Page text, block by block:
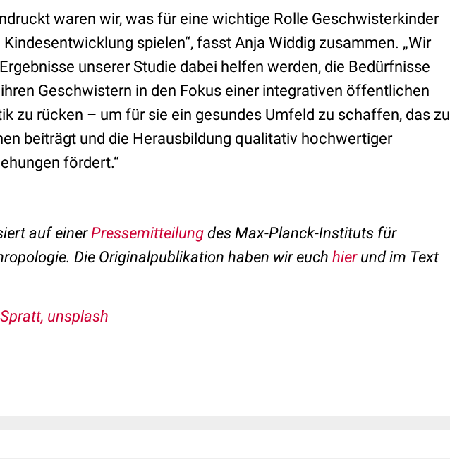
waren wir, was für eine wichtige Rolle Geschwisterkinder
spielen“, fasst Anja Widdig zusammen. „Wir
unserer Studie dabei helfen werden, die Bedürfnisse
Geschwistern in den Fokus einer integrativen öffentlichen
zu rücken – um für sie ein gesundes Umfeld zu schaffen, das zu
beiträgt und die Herausbildung qualitativ hochwertiger
fördert.“
auf einerPressemitteilung des Max-Planck-Instituts für
Die Originalpublikation haben wir euch hierund im Text
unsplash